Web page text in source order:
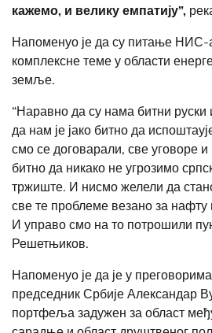
кажемо, и велику емпатију”,
Напоменуо је да су питање НИС-
комплексне теме у области
земље.
“Наравно да су нама битни
да нам је јако битно да
смо се договарали, све уговоре и
битно да никако не угрозимо
тржиште. И нисмо желели да
све те проблеме везано за нафту
И управо смо на то потрошили
Решетњиков.
Напоменуо је да је у
председник Србије Александар
портфеља задужен за област